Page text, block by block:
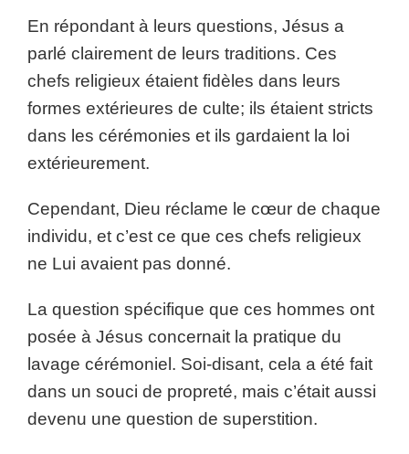
En répondant à leurs questions, Jésus a
parlé clairement de leurs traditions. Ces
chefs religieux étaient fidèles dans leurs
formes extérieures de culte; ils étaient stricts
dans les cérémonies et ils gardaient la loi
extérieurement.
Cependant, Dieu réclame le cœur de chaque
individu, et c’est ce que ces chefs religieux
ne Lui avaient pas donné.
La question spécifique que ces hommes ont
posée à Jésus concernait la pratique du
lavage cérémoniel. Soi-disant, cela a été fait
dans un souci de propreté, mais c’était aussi
devenu une question de superstition.